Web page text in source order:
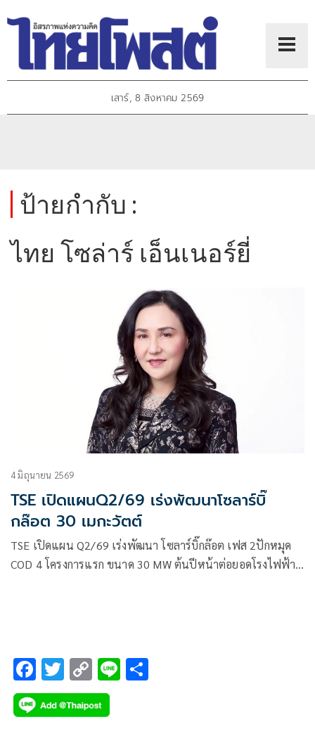
เสาร์, 8 สิงหาคม 2569
ป้ายกำกับ :
ไทย โซล่าร์ เอ็นเนอร์ยี่
4 มิถุนายน 2569
TSE เปิดแผนQ2/69 เร่งพัฒนาโซลาร์บิ๊
กล๊อต 30 เมกะวัตต์
TSE เปิดแผน Q2/69 เร่งพัฒนา โซลาร์บิ๊กล๊อต เฟส 2ปักหมุด
COD 4 โครงการแรก ขนาด 30 MW ต้นปีหน้าต่อยอดโรงไฟฟ้า
F
ac
e
T
wi
tt
C
o
p
Li